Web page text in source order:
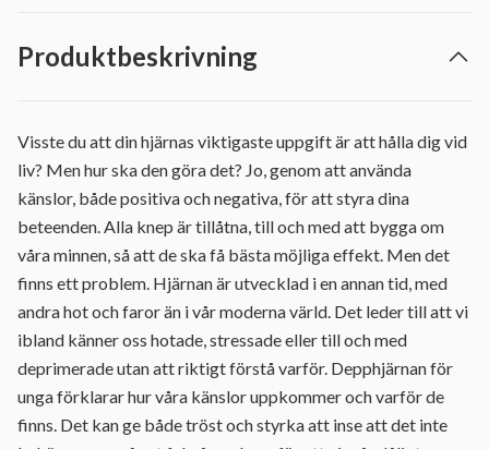
Produktbeskrivning
Visste du att din hjärnas viktigaste uppgift är att hålla dig vid
liv? Men hur ska den göra det? Jo, genom att använda
känslor, både positiva och negativa, för att styra dina
beteenden. Alla knep är tillåtna, till och med att bygga om
våra minnen, så att de ska få bästa möjliga effekt. Men det
finns ett problem. Hjärnan är utvecklad i en annan tid, med
andra hot och faror än i vår moderna värld. Det leder till att vi
ibland känner oss hotade, stressade eller till och med
deprimerade utan att riktigt förstå varför. Depphjärnan för
unga förklarar hur våra känslor uppkommer och varför de
finns. Det kan ge både tröst och styrka att inse att det inte